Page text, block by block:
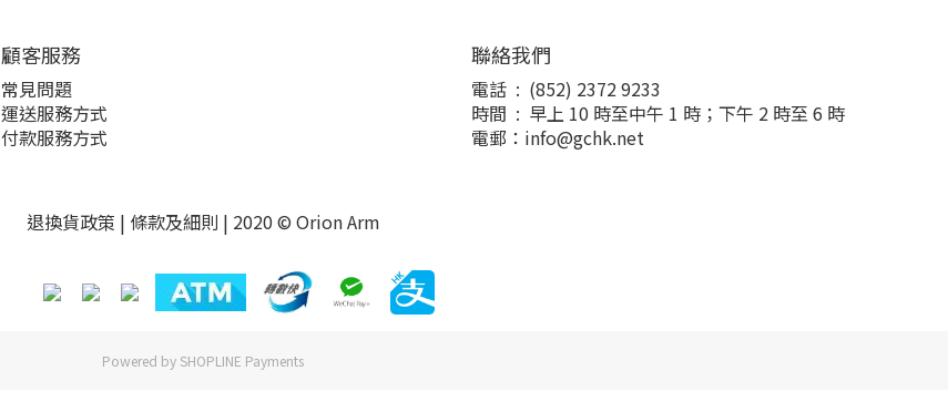
顧客服務
常見問題
運送服務方式
付款服務方式
聯絡我們
電話 : (852) 2372 9233
時間 : 早上 10 時至中午 1 時；下午 2 時至 6 時
電郵：info@gchk.net
退換貨政策 | 條款及細則 | 2020 © Orion Arm
Powered by SHOPLINE Payments